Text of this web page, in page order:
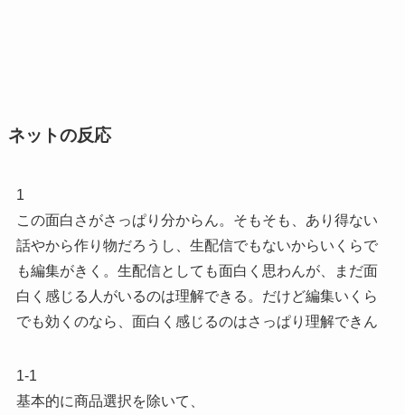
ネットの反応
1
この面白さがさっぱり分からん。そもそも、あり得ない
話やから作り物だろうし、生配信でもないからいくらで
も編集がきく。生配信としても面白く思わんが、まだ面
白く感じる人がいるのは理解できる。だけど編集いくら
でも効くのなら、面白く感じるのはさっぱり理解できん
1-1
基本的に商品選択を除いて、